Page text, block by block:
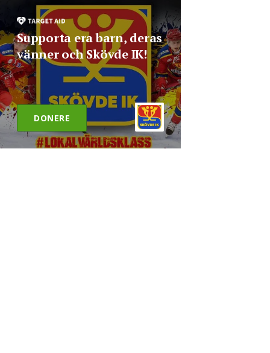
Supporta era barn, deras
vänner och Skövde IK!
DONERE